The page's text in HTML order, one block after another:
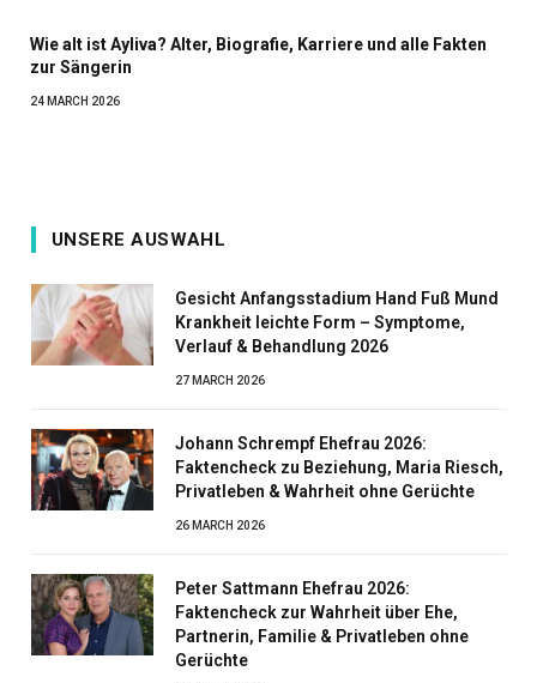
Wie alt ist Ayliva? Alter, Biografie, Karriere und alle Fakten
zur Sängerin
24 MARCH 2026
UNSERE AUSWAHL
Gesicht Anfangsstadium Hand Fuß Mund
Krankheit leichte Form – Symptome,
Verlauf & Behandlung 2026
27 MARCH 2026
Johann Schrempf Ehefrau 2026:
Faktencheck zu Beziehung, Maria Riesch,
Privatleben & Wahrheit ohne Gerüchte
26 MARCH 2026
Peter Sattmann Ehefrau 2026:
Faktencheck zur Wahrheit über Ehe,
Partnerin, Familie & Privatleben ohne
Gerüchte